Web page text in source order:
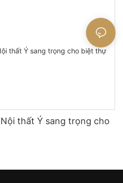
thất Ý sang trọng cho